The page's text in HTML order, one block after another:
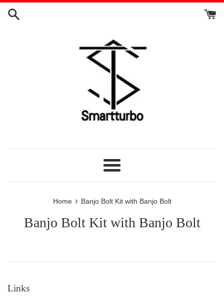
Vai
direttamente
Menu
Home › Banjo Bolt Kit with Banjo Bolt
Banjo Bolt Kit with Banjo Bolt
Links